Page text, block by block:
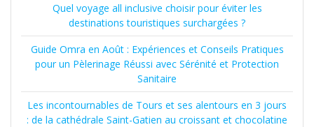
Quel voyage all inclusive choisir pour éviter les
destinations touristiques surchargées ?
Guide Omra en Août : Expériences et Conseils Pratiques
pour un Pèlerinage Réussi avec Sérénité et Protection
Sanitaire
Les incontournables de Tours et ses alentours en 3 jours
: de la cathédrale Saint-Gatien au croissant et chocolatine